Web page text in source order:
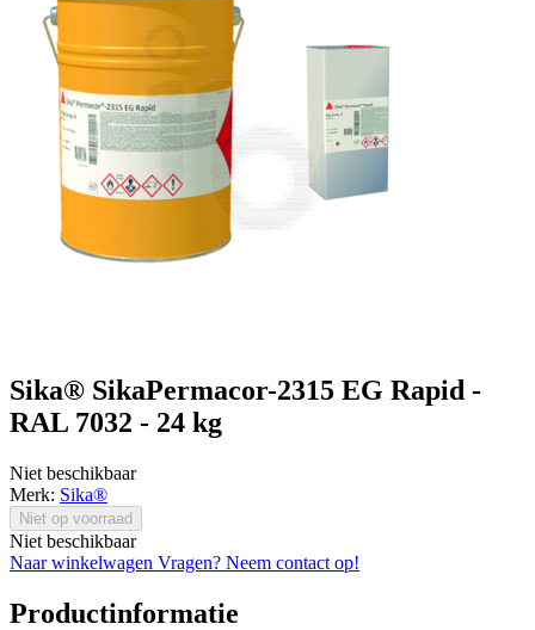
Sika® SikaPermacor-2315 EG Rapid -
RAL 7032 - 24 kg
Niet beschikbaar
Merk: Sika®
Niet op voorraad
Niet beschikbaar
Naar winkelwagen Vragen? Neem contact op!
Productinformatie